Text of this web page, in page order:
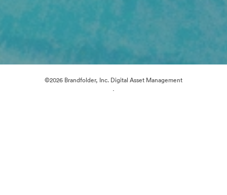
©2026 Brandfolder, Inc. Digital Asset Management
·